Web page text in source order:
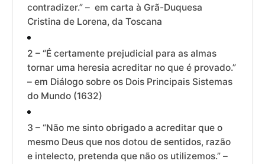
contradizer.” – em carta à Grã-Duquesa
Cristina de Lorena, da Toscana
2 – “É certamente prejudicial para as almas
tornar uma heresia acreditar no que é provado.”
– em Diálogo sobre os Dois Principais Sistemas
do Mundo (1632)
3 – “Não me sinto obrigado a acreditar que o
mesmo Deus que nos dotou de sentidos, razão
e intelecto, pretenda que não os utilizemos.” –